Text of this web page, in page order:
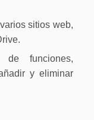
sitios web,
funciones,
y eliminar